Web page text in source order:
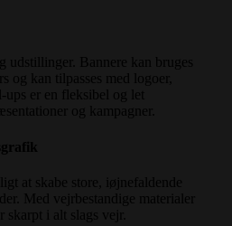
udstillinger. Bannere kan bruges
og kan tilpasses med logoer,
er en fleksibel og let
og kampagner.
at skabe store, iøjnefaldende
Med vejrbestandige materialer
i alt slags vejr.